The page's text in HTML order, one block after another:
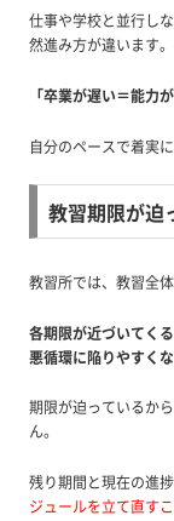
仕事や学校と並行し
然進み方が違います。
「卒業が遅い＝能力
自分のペースで着実
教習期限が迫
教習所では、教習全
各期限が近づいてく
悪循環に陥りやすくな
期限が迫っているか
ん。
残り期間と現在の進
ジュールを立て直す